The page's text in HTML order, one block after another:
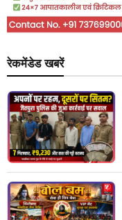
रेकमेंडेड खबरें